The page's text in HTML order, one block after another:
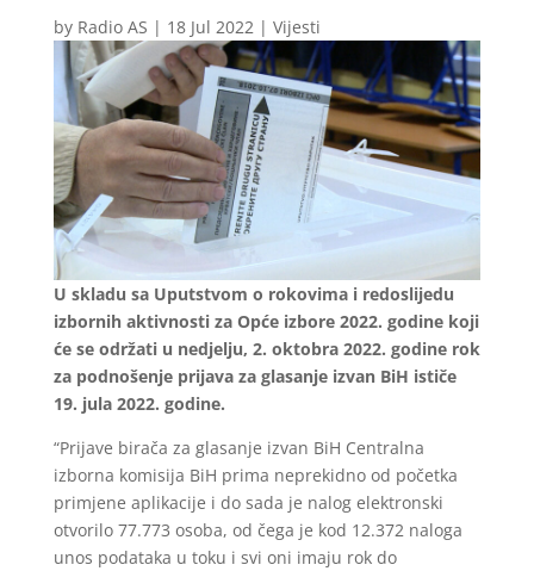
by Radio AS | 18 Jul 2022 | Vijesti
U skladu sa Uputstvom o rokovima i redoslijedu
izbornih aktivnosti za Opće izbore 2022. godine koji
će se održati u nedjelju, 2. oktobra 2022. godine rok
za podnošenje prijava za glasanje izvan BiH ističe
19. jula 2022. godine.
“Prijave birača za glasanje izvan BiH Centralna
izborna komisija BiH prima neprekidno od početka
primjene aplikacije i do sada je nalog elektronski
otvorilo 77.773 osoba, od čega je kod 12.372 naloga
unos podataka u toku i svi oni imaju rok do